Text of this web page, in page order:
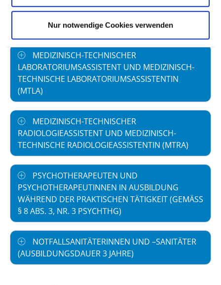
Nur notwendige Cookies verwenden
TECHNISCHE ASSISTENTIN FÜR
FUNKTIONSDIAGNOSTIK (MTAF)
MEDIZINISCH-TECHNISCHER
LABORATORIUMSASSISTENT UND MEDIZINISCH-
TECHNISCHE LABORATORIUMSASSISTENTIN
(MTLA)
MEDIZINISCH-TECHNISCHER
RADIOLOGIEASSISTENT UND MEDIZINISCH-
TECHNISCHE RADIOLOGIEASSISTENTIN (MTRA)
PSYCHOTHERAPEUTEN UND
PSYCHOTHERAPEUTINNEN IN AUSBILDUNG
WÄHREND DER PRAKTISCHEN TÄTIGKEIT (GEMÄSS §
8 ABS. 3, NR. 3 PSYCHTHG)
NOTFALLSANITÄTERINNEN UND –SANITÄTER
(AUSBILDUNGSDAUER 3 JAHRE)